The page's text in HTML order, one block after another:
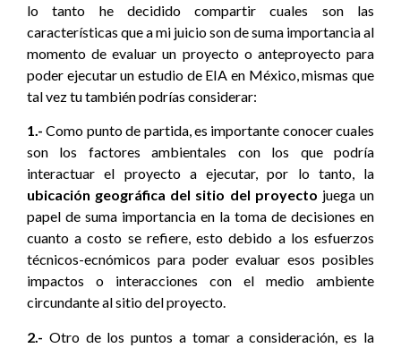
lo tanto he decidido compartir cuales son las
características que a mi juicio son de suma importancia al
momento de evaluar un proyecto o anteproyecto para
poder ejecutar un estudio de EIA en México, mismas que
tal vez tu también podrías considerar:
1.- Como punto de partida, es importante conocer cuales
son los factores ambientales con los que podría
interactuar el proyecto a ejecutar, por lo tanto, la
ubicación geográfica del sitio del proyecto juega un
papel de suma importancia en la toma de decisiones en
cuanto a costo se refiere, esto debido a los esfuerzos
técnicos-ecnómicos para poder evaluar esos posibles
impactos o interacciones con el medio ambiente
circundante al sitio del proyecto.
2.- Otro de los puntos a tomar a consideración, es la